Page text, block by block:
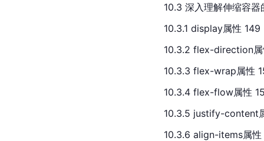
10.3 深入理解伸缩容器
10.3.1 display属性 149
10.3.2 flex-direction
10.3.3 flex-wrap属性
10.3.4 flex-flow属性
10.3.5 justify-content
10.3.6 align-items属性